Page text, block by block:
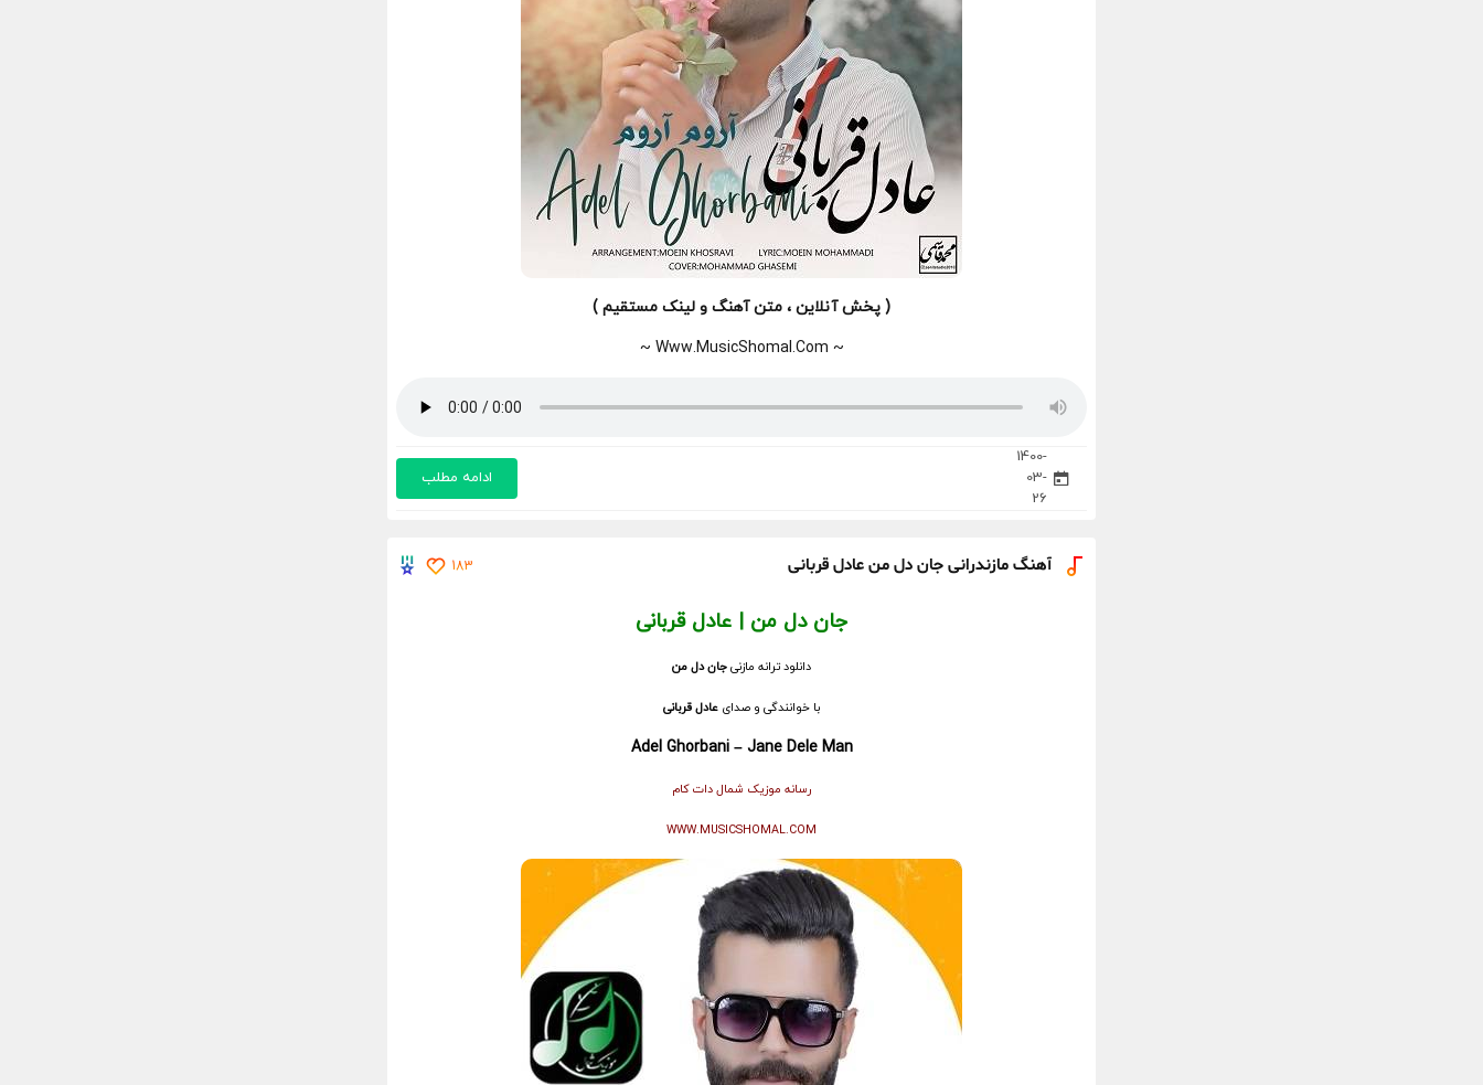
( پخش آنلاین ، متن آهنگ و لینک مستقیم )
~ Www.MusicShomal.Com ~
1400-
03-
26
ادامه مطلب
آهنگ مازندرانی جان دل من عادل قربانی 183
جان دل من | عادل قربانی
دانلود ترانه مازنی جان دل من
با خوانندگی و صدای عادل قربانی
Adel Ghorbani – Jane Dele Man
رسانه موزیک شمال دات کام
WWW.MUSICSHOMAL.COM